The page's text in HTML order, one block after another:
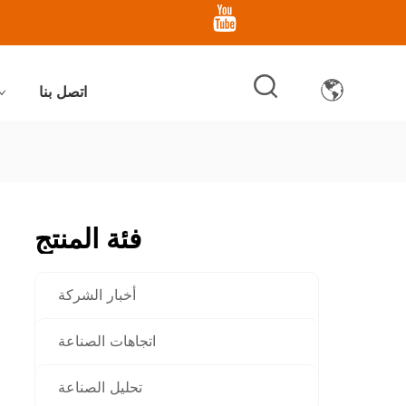
اتصل بنا
فئة المنتج
أخبار الشركة
اتجاهات الصناعة
تحليل الصناعة